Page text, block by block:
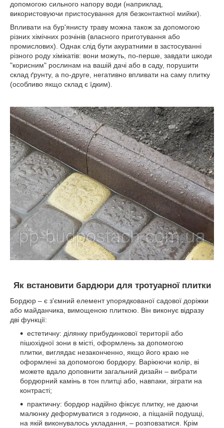
допомогою сильного напору води (наприклад,
використовуючи пристосування для безконтактної мийки).
Впливати на бур'янисту траву можна також за допомогою
різних хімічних розчінів (власного приготування або
промислових). Однак слід бути акуратними в застосуванні
різного роду хімікатів: вони можуть, по-перше, завдати шкоди
"корисним" рослинам на вашій дачі або в саду, порушити
склад ґрунту, а по-друге, негативно впливати на саму плитку
(особливо якщо склад є їдким).
Як встановити бардюри для тротуарної плитки
Бордюр – є з'ємний елемент упорядкованої садової доріжки
або майданчика, вимощеною плиткою. Він виконує відразу
дві функції:
естетичну: ділянку прибудинкової території або
пішохідної зони в місті, оформлень за допомогою
плитки, виглядає незаконченно, якщо його краю не
оформлені за допомогою бордюру. Варіюючи колір, ві
можете вдало доповнити загальний дизайн – вибрати
бордюрний камінь в тон плитці або, навпаки, зіграти на
контрасті;
практичну: бордюр надійно фіксує плитку, не даючи
малюнку деформуватися з годиною, а піщаній подушці,
на якій виконувалось укладання, – розповзатися. Крім